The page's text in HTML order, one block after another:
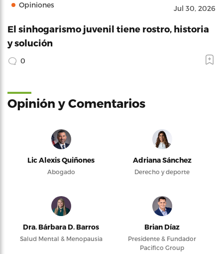
Opiniones Jul 30, 2026
El sinhogarismo juvenil tiene rostro, historia
y solución
0
Opinión y Comentarios
Lic Alexis Quiñones
Abogado
Adriana Sánchez
Derecho y deporte
Dra. Bárbara D. Barros
Salud Mental & Menopausia
Brian Díaz
Presidente & Fundador
Pacifico Group